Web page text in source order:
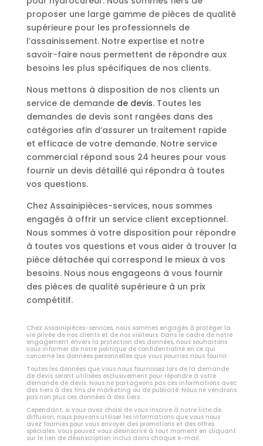
proposer une large gamme de pièces de qualité
supérieure pour les professionnels de
l’assainissement. Notre expertise et notre
savoir-faire nous permettent de répondre aux
besoins les plus spécifiques de nos clients.
Nous mettons à disposition de nos clients un
service de demande de devis. Toutes les
demandes de devis sont rangées dans des
catégories afin d’assurer un traitement rapide
et efficace de votre demande. Notre service
commercial répond sous 24 heures pour vous
fournir un devis détaillé qui répondra à toutes
vos questions.
Chez Assainipièces-services, nous sommes
engagés à offrir un service client exceptionnel.
Nous sommes à votre disposition pour répondre
à toutes vos questions et vous aider à trouver la
pièce détachée qui correspond le mieux à vos
besoins. Nous nous engageons à vous fournir
des pièces de qualité supérieure à un prix
compétitif.
Chez Assainipièces-services, nous sommes engagés à protéger la
vie privée de nos clients et de nos visiteurs. Dans le cadre de notre
engagement envers la protection des données, nous souhaitons
vous informer de notre politique de confidentialité en ce qui
concerne les données personnelles que vous pourriez nous fournir.
Toutes les données que vous nous fournissez lors de la demande
de devis seront utilisées exclusivement pour répondre à votre
demande de devis. Nous ne partageons pas ces informations avec
des tiers à des fins de marketing ou de publicité. Nous ne vendrons
pas non plus ces données à des tiers.
Cependant, si vous avez choisi de vous inscrire à notre liste de
diffusion, nous pouvons utiliser les informations que vous nous
avez fournies pour vous envoyer des promotions et des offres
spéciales. Vous pouvez vous désinscrire à tout moment en cliquant
sur le lien de désinscription inclus dans chaque e-mail.